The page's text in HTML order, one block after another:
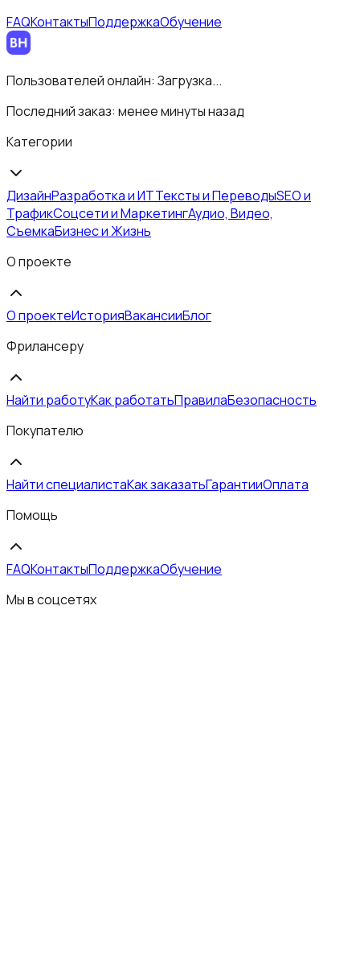
FAQКонтактыПоддержкаОбучение
Пользователей онлайн: Загрузка...
Последний заказ: менее минуты назад
Категории
ДизайнРазработка и ИТТексты и ПереводыSEO и
ТрафикСоцсети и МаркетингАудио, Видео,
СъемкаБизнес и Жизнь
О проекте
О проектеИсторияВакансииБлог
Фрилансеру
Найти работуКак работатьПравилаБезопасность
Покупателю
Найти специалистаКак заказатьГарантииОплата
Помощь
FAQКонтактыПоддержкаОбучение
Мы в соцсетях